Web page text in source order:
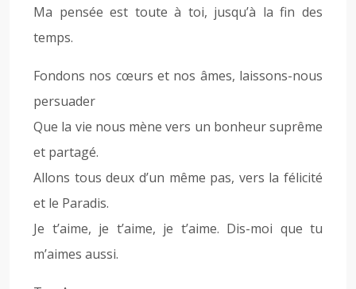
Ma pensée est toute à toi, jusqu’à la fin des
temps.
Fondons nos cœurs et nos âmes, laissons-nous
persuader
Que la vie nous mène vers un bonheur suprême
et partagé.
Allons tous deux d’un même pas, vers la félicité
et le Paradis.
Je t’aime, je t’aime, je t’aime. Dis-moi que tu
m’aimes aussi.